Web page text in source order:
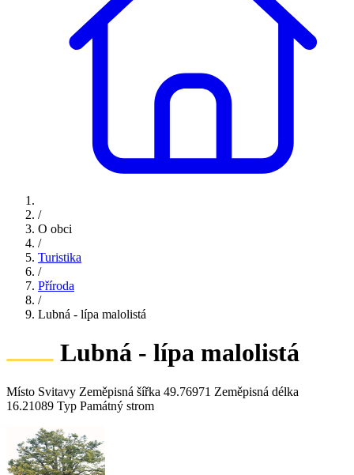
/
O obci
/
Turistika
/
Příroda
/
Lubná - lípa malolistá
Lubná - lípa malolistá
Místo Svitavy Zeměpisná šířka 49.76971 Zeměpisná délka
16.21089 Typ Památný strom